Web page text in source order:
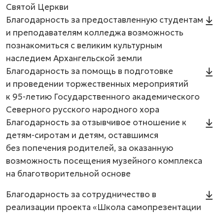
Святой Церкви
Благодарность за предоставленную студентам
и преподавателям колледжа возможность
познакомиться с великим культурным
наследием Архангельской земли
Благодарность за помощь в подготовке
и проведении торжественных мероприятий
к 95-летию Государственного академического
Северного русского народного хора
Благодарность за отзывчивое отношение к
детям-сиротам и детям, оставшимся
без попечения родителей, за оказанную
возможность посещения музейного комплекса
на благотворительной основе
Благодарность за сотрудничество в
реализации проекта «Школа самопрезентации